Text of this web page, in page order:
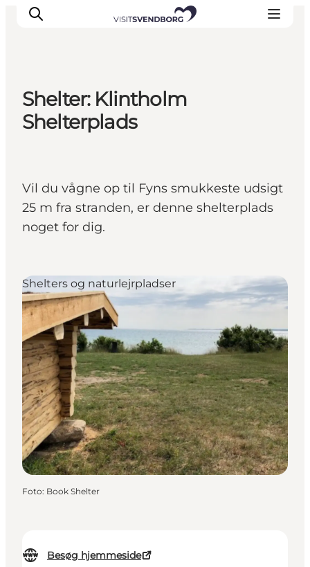
Oplev kultur & natur
Det sker i Svendborg
Overnatning
Planlæg din tur
Shelter: Klintholm
Shelterplads
Vil du vågne op til Fyns smukkeste udsigt
25 m fra stranden, er denne shelterplads
noget for dig.
Besøg hjemmeside
Shelters og naturlejrpladser
Foto: Book Shelter